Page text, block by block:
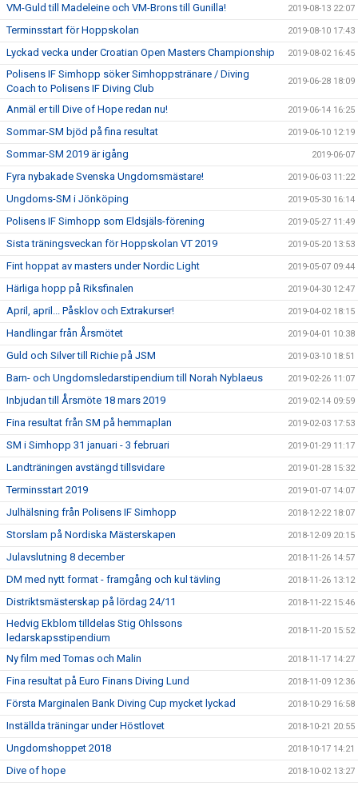
VM-Guld till Madeleine och VM-Brons till Gunilla! 2019-08-13 22:07
Terminsstart för Hoppskolan 2019-08-10 17:43
Lyckad vecka under Croatian Open Masters Championship 2019-08-02 16:45
Polisens IF Simhopp söker Simhoppstränare / Diving
Coach to Polisens IF Diving Club
2019-06-28 18:09
Anmäl er till Dive of Hope redan nu! 2019-06-14 16:25
Sommar-SM bjöd på fina resultat 2019-06-10 12:19
Sommar-SM 2019 är igång 2019-06-07
Fyra nybakade Svenska Ungdomsmästare! 2019-06-03 11:22
Ungdoms-SM i Jönköping 2019-05-30 16:14
Polisens IF Simhopp som Eldsjäls-förening 2019-05-27 11:49
Sista träningsveckan för Hoppskolan VT 2019 2019-05-20 13:53
Fint hoppat av masters under Nordic Light 2019-05-07 09:44
Härliga hopp på Riksfinalen 2019-04-30 12:47
April, april... Påsklov och Extrakurser! 2019-04-02 18:15
Handlingar från Årsmötet 2019-04-01 10:38
Guld och Silver till Richie på JSM 2019-03-10 18:51
Barn- och Ungdomsledarstipendium till Norah Nyblaeus 2019-02-26 11:07
Inbjudan till Årsmöte 18 mars 2019 2019-02-14 09:59
Fina resultat från SM på hemmaplan 2019-02-03 17:53
SM i Simhopp 31 januari - 3 februari 2019-01-29 11:17
Landträningen avstängd tillsvidare 2019-01-28 15:32
Terminsstart 2019 2019-01-07 14:07
Julhälsning från Polisens IF Simhopp 2018-12-22 18:07
Storslam på Nordiska Mästerskapen 2018-12-09 20:15
Julavslutning 8 december 2018-11-26 14:57
DM med nytt format - framgång och kul tävling 2018-11-26 13:12
Distriktsmästerskap på lördag 24/11 2018-11-22 15:46
Hedvig Ekblom tilldelas Stig Ohlssons
ledarskapsstipendium
2018-11-20 15:52
Ny film med Tomas och Malin 2018-11-17 14:27
Fina resultat på Euro Finans Diving Lund 2018-11-09 12:36
Första Marginalen Bank Diving Cup mycket lyckad 2018-10-29 16:58
Inställda träningar under Höstlovet 2018-10-21 20:55
Ungdomshoppet 2018 2018-10-17 14:21
Dive of hope 2018-10-02 13:27